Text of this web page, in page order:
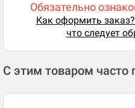
Обязательно
Как оформить
что следует
С этим товаром часто